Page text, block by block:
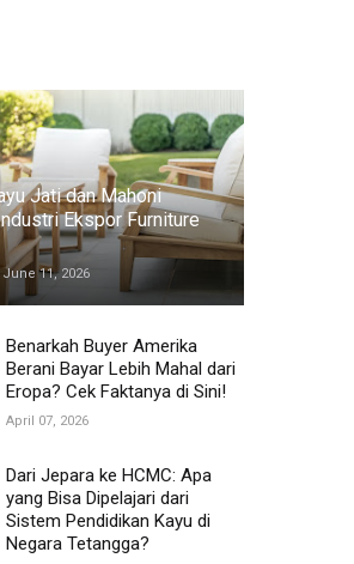
Jati dan Mahoni
Ekspor Furniture
June 11, 2026
Benarkah Buyer Amerika
Berani Bayar Lebih Mahal dari
Eropa? Cek Faktanya di Sini!
April 07, 2026
Dari Jepara ke HCMC: Apa
yang Bisa Dipelajari dari
Sistem Pendidikan Kayu di
Negara Tetangga?